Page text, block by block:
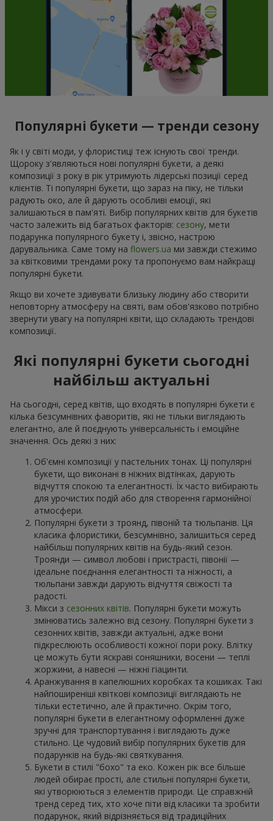
Популярні букети — тренди сезону
Як і у світі моди, у флористиці теж існують свої тренди.
Щороку з'являються нові популярні букети, а деякі
композиції з року в рік утримують лідерські позиції серед
клієнтів. Ті популярні букети, що зараз на піку, не тільки
радують око, але й дарують особливі емоції, які
залишаються в пам'яті. Вибір популярних квітів для букетів
часто залежить від багатьох факторів: сезону, мети
подарунка популярного букету і, звісно, настрою
дарувальника. Саме тому на flowers.ua ми завжди стежимо
за квітковими трендами року та пропонуємо вам найкращі
популярні букети.
Якщо ви хочете здивувати близьку людину або створити
неповторну атмосферу на святі, вам обов'язково потрібно
звернути увагу на популярні квіти, що складають трендові
композиції.
Які популярні букети сьогодні
найбільш актуальні
На сьогодні, серед квітів, що входять в популярні букети є
кілька безсумнівних фаворитів, які не тільки виглядають
елегантно, але й поєднують універсальність і емоційне
значення. Ось деякі з них:
Об'ємні композиції у пастельних тонах. Ці популярні
букети, що виконані в ніжних відтінках, дарують
відчуття спокою та елегантності. Їх часто вибирають
для урочистих подій або для створення гармонійної
атмосфери.
Популярні букети з троянд, півоній та тюльпанів. Ця
класика флористики, безсумнівно, залишиться серед
найбільш популярних квітів на будь-який сезон.
Троянди — символ любові і пристрасті, півонії —
ідеальне поєднання елегантності та ніжності, а
тюльпани завжди дарують відчуття свіжості та
радості.
Мікси з сезонних квітів. Популярні букети можуть
змінюватись залежно від сезону. Популярні букети з
сезонних квітів, завжди актуальні, адже вони
підкреслюють особливості кожної пори року. Влітку
це можуть бути яскраві соняшники, восени — теплі
жоржини, а навесні — ніжні гіацинти.
Аранжування в капелюшних коробках та кошиках. Такі
найпоширеніші квіткові композиції виглядають не
тільки естетично, але й практично. Окрім того,
популярні букети в елегантному оформленні дуже
зручні для транспортування і виглядають дуже
стильно. Це чудовий вибір популярних букетів для
подарунків на будь-які святкування.
Букети в стилі "бохо" та еко. Кожен рік все більше
людей обирає прості, але стильні популярні букети,
які утворюються з елементів природи. Це справжній
тренд серед тих, хто хоче піти від класики та зробити
подарунок, який відрізняється від традиційних